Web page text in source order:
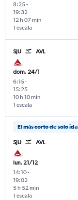
8:25-
19:32
1 escala
12 h 07 min
SJU AVL
dom. 24/1
6:15-
15:25
1 escala
10 h 10 min
El más corto de solo ida
SJU AVL
lun. 21/12
14:10-
19:02
1 escala
5 h 52 min